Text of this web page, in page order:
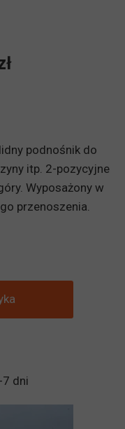
podnośnik do
itp. 2-pozycyjne
Wyposażony w
przenoszenia.
7 dni